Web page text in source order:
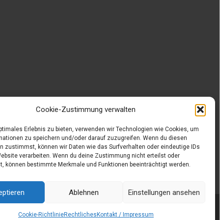
Cookie-Zustimmung verwalten
Erlebnis zu bieten, verwenden wir Technologien wie Cookies, um
zu speichern und/oder darauf zuzugreifen. Wenn du diesen
zustimmst, können wir Daten wie das Surfverhalten oder eindeutige IDs
verarbeiten. Wenn du deine Zustimmung nicht erteilst oder
können bestimmte Merkmale und Funktionen beeinträchtigt werden.
Ablehnen Einstellungen ansehen
Cookie-RichtlinieRechtliches Kontakt / Impressum
Powered by WordPress, Designed and Developed bytemplatesnext